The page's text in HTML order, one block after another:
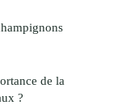
de la
?